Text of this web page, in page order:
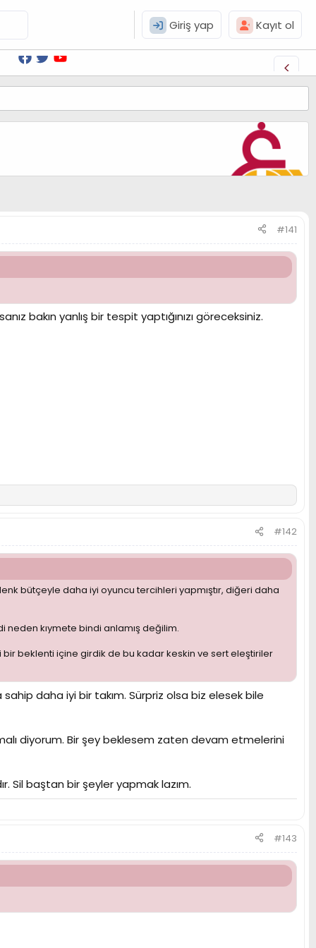
Giriş yap Kayıt ol
#141
bakın yanlış bir tespit yaptığınızı göreceksiniz.
#142
bütçeyle daha iyi oyuncu tercihleri yapmıştır, diğeri daha
kıymete bindi anlamış değilim.
beklenti içine girdik de bu kadar keskin ve sert eleştiriler
daha iyi bir takım. Sürpriz olsa biz elesek bile
diyorum. Bir şey beklesem zaten devam etmelerini
Sil baştan bir şeyler yapmak lazım.
#143